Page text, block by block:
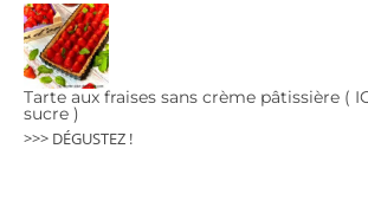
Tarte aux fraises sans crème pâtissière (
sucre )
>>> DÉGUSTEZ !